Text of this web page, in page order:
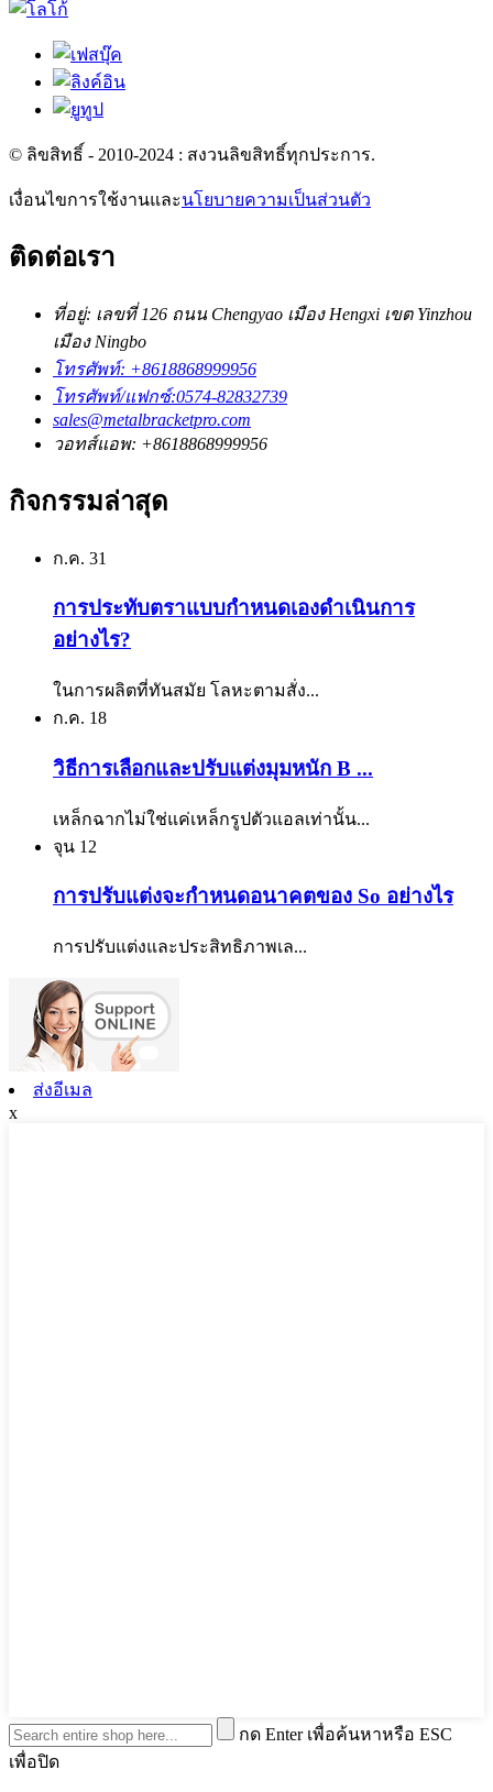
© ลิขสิทธิ์ - 2010-2024 : สงวนลิขสิทธิ์ทุกประการ.
เงื่อนไขการใช้งานและนโยบายความเป็นส่วนตัว
ติดต่อเรา
ที่อยู่: เลขที่ 126 ถนน Chengyao เมือง Hengxi เขต Yinzhou
เมือง Ningbo
โทรศัพท์: +8618868999956
โทรศัพท์/แฟกซ์:0574-82832739
sales@metalbracketpro.com
วอทส์แอพ: +8618868999956
กิจกรรมล่าสุด
ก.ค. 31
การประทับตราแบบกำหนดเองดำเนินการ
อย่างไร?
ในการผลิตที่ทันสมัย โลหะตามสั่ง...
ก.ค. 18
วิธีการเลือกและปรับแต่งมุมหนัก B ...
เหล็กฉากไม่ใช่แค่เหล็กรูปตัวแอลเท่านั้น...
จุน 12
การปรับแต่งจะกำหนดอนาคตของ So อย่างไร
การปรับแต่งและประสิทธิภาพเล...
ส่งอีเมล
x
กด Enter เพื่อค้นหาหรือ ESC
เพื่อปิด